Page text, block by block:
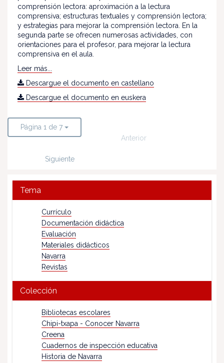
comprensión lectora: aproximación a la lectura
comprensiva; estructuras textuales y comprensión lectora;
y estrategias para mejorar la comprensión lectora. En la
segunda parte se ofrecen numerosas actividades, con
orientaciones para el profesor, para mejorar la lectura
comprensiva en el aula.
Leer más...
Descargue el documento en castellano
Descargue el documento en euskera
Página 1 de 7
Anterior
Siguiente
Tema
Currículo
Documentación didáctica
Evaluación
Materiales didácticos
Navarra
Revistas
Colección
Bibliotecas escolares
Chipi-txapa - Conocer Navarra
Creena
Cuadernos de inspección educativa
Historia de Navarra